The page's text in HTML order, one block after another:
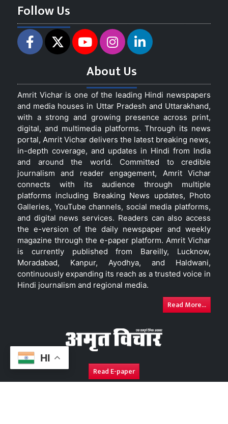
HI
Follow Us
About Us
Amrit Vichar is one of the leading Hindi newspapers
and media houses in Uttar Pradesh and Uttarakhand,
with a strong and growing presence across print,
digital, and multimedia platforms. Through its news
portal, Amrit Vichar delivers the latest breaking news,
in-depth coverage, and updates in Hindi from India
and around the world. Committed to credible
journalism and reader engagement, Amrit Vichar
connects with its audience through multiple
platforms including Breaking News updates, Photo
Galleries, YouTube channels, social media platforms,
and digital news services. Readers can also access
the e-version of the daily newspaper and weekly
magazine through the e-paper platform. Amrit Vichar
is currently published from Bareilly, Lucknow,
Moradabad, Kanpur, Ayodhya, and Haldwani,
continuously expanding its reach as a trusted voice in
Hindi journalism and regional media.
Read More...
Read E-paper